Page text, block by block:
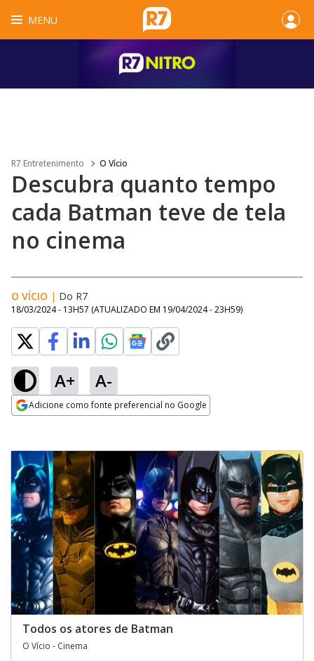
MENU
R7 Entretenimento O Vício
Descubra quanto tempo
cada Batman teve de tela
no cinema
O VÍCIO | Do R7
18/03/2024 - 13H57 (ATUALIZADO EM 19/04/2024 - 23H59)
A+ A-
Adicione como fonte preferencial no Google
Todos os atores de Batman
O Vício - Cinema